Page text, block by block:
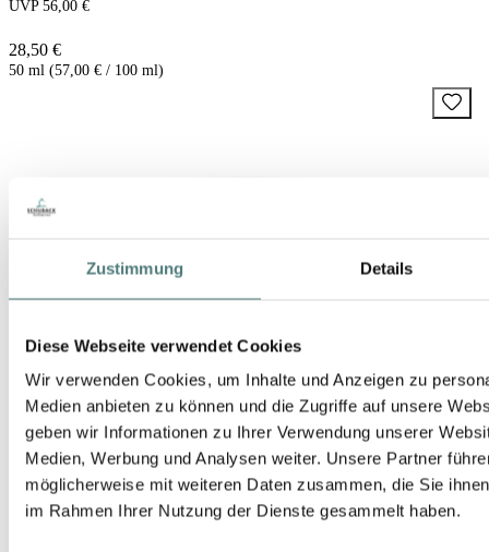
Zustimmung Details
Diese Webseite verwendet Cookies
Wir verwenden Cookies, um Inhalte und Anzeigen zu
Medien anbieten zu können und die Zugriffe auf unsere
geben wir Informationen zu Ihrer Verwendung unserer
Medien, Werbung und Analysen weiter. Unsere Partner
möglicherweise mit weiteren Daten zusammen, die Sie
im Rahmen Ihrer Nutzung der Dienste gesammelt haben.
UVP 56,00 €
28,50 €
50 ml (57,00 € / 100 ml)